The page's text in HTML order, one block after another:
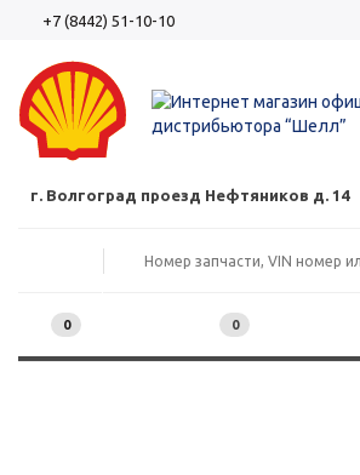
+7 (8442) 51-10-10
г. Волгоград проезд Нефтяников д. 14
0 0